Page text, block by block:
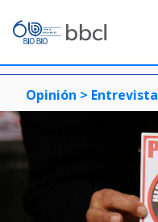
Opinión > Entrevista